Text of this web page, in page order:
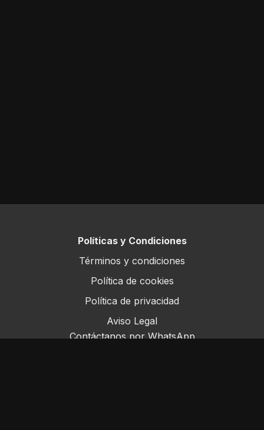
Políticas y Condiciones
Términos y condiciones
Política de cookies
Política de privacidad
Aviso Legal
Contáctanos por WhatsApp